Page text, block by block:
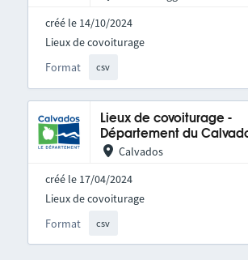
créé le 14/10/2024
Format csv
Lieux de covoiturage
Lieux de covoiturage -
Département du
Calvados
créé le 17/04/2024
Format csv
Lieux de covoiturage